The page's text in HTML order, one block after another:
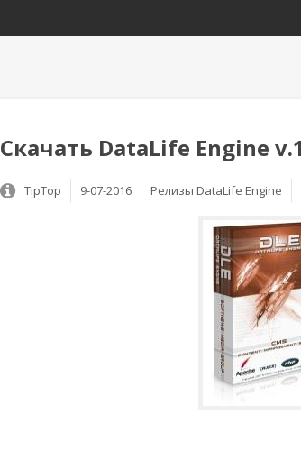
Скачать DataLife Engine
TipTop 9-07-2016 Релизы DataLife Engine